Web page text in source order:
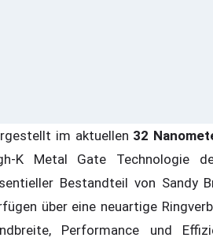
im aktuellen 32
K Metal Gate Technologie
Bestandteil von Sandy
über eine neuartige
Performance und